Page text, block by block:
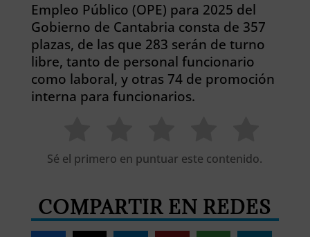
Empleo Público (OPE) para 2025 del
Gobierno de Cantabria consta de 357
plazas, de las que 283 serán de turno
libre, tanto de personal funcionario
como laboral, y otras 74 de promoción
interna para funcionarios.
Sé el primero en puntuar este contenido.
COMPARTIR EN REDES